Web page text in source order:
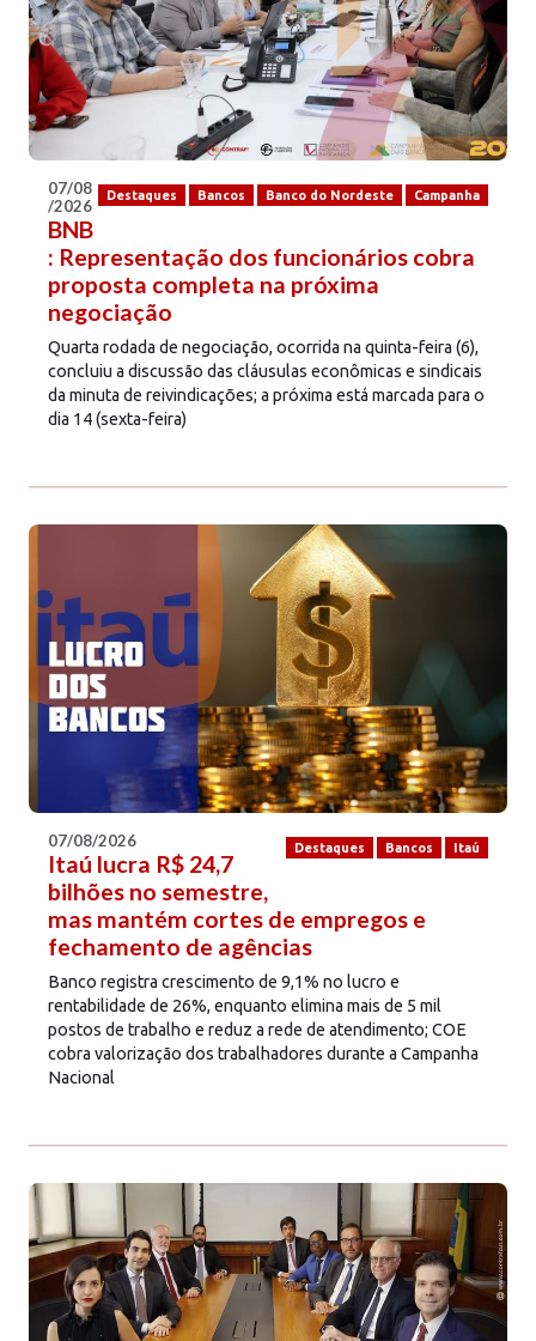
Destaques Bancos Banco do Nordeste Campanha
07/08
/2026
BNB
: Representação dos funcionários cobra
proposta completa na próxima
negociação
Quarta rodada de negociação, ocorrida na quinta-feira (6),
concluiu a discussão das cláusulas econômicas e sindicais
da minuta de reivindicações; a próxima está marcada para o
dia 14 (sexta-feira)
Destaques Bancos Itaú
07/08/2026
Itaú lucra R$ 24,7
bilhões no semestre,
mas mantém cortes de empregos e
fechamento de agências
Banco registra crescimento de 9,1% no lucro e
rentabilidade de 26%, enquanto elimina mais de 5 mil
postos de trabalho e reduz a rede de atendimento; COE
cobra valorização dos trabalhadores durante a Campanha
Nacional